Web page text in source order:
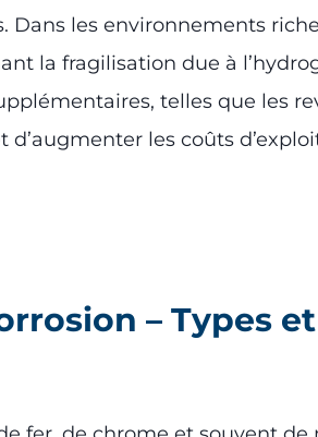
Dans les environnements
la fragilisation due à
telles que les
les coûts
– Types